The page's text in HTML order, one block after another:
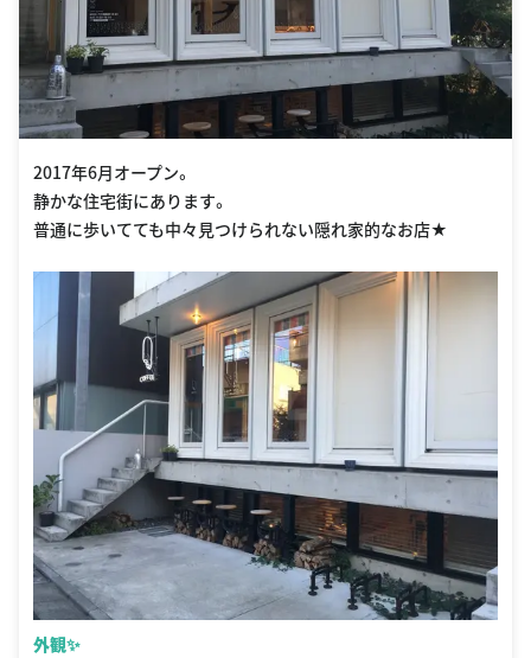
2017年6月オープン。
静かな住宅街にあります。
普通に歩いてても中々見つけられない隠れ家的なお店★
外観✨